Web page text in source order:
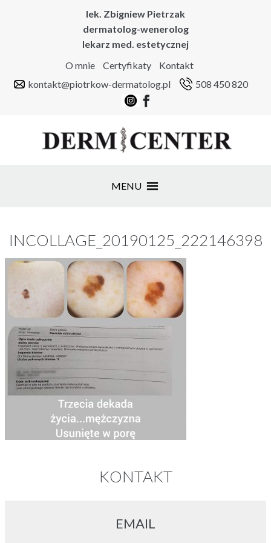
lek. Zbigniew Pietrzak
dermatolog-wenerolog
lekarz med. estetycznej
O mnie
Certyfikaty
Kontakt
kontakt@piotrkow-dermatolog.pl
508 450 820
MENU
INCOLLAGE_20190125_222146398
KONTAKT
EMAIL